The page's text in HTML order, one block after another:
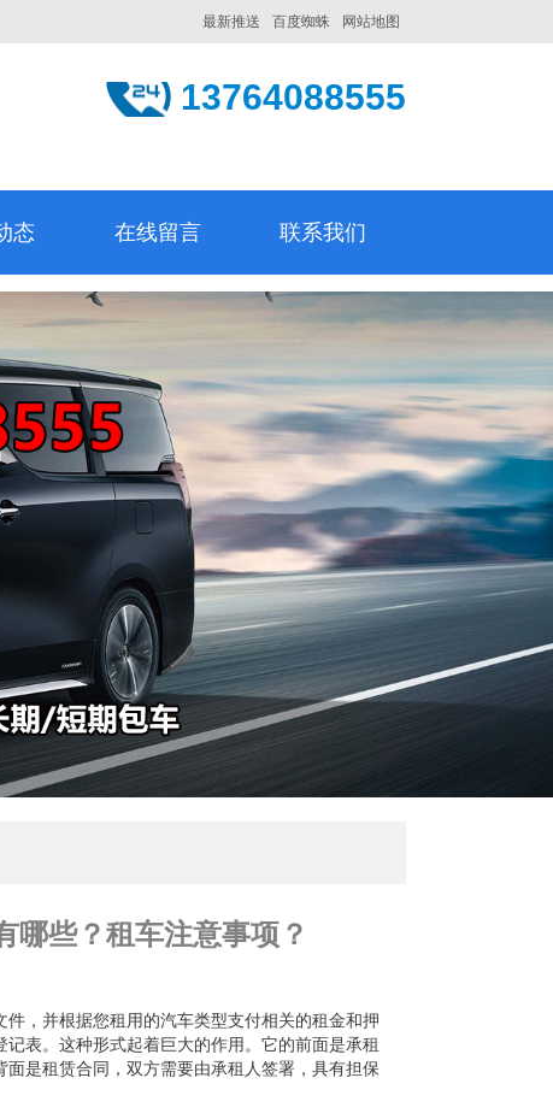
网站地图
百度蜘蛛
最新推送
13764088555
态 在线留言 联系我们
哪些？租车注意事项？
，并根据您租用的汽车类型支付相关的租金和押
表。这种形式起着巨大的作用。它的前面是承租
是租赁合同，双方需要由承租人签署，具有担保